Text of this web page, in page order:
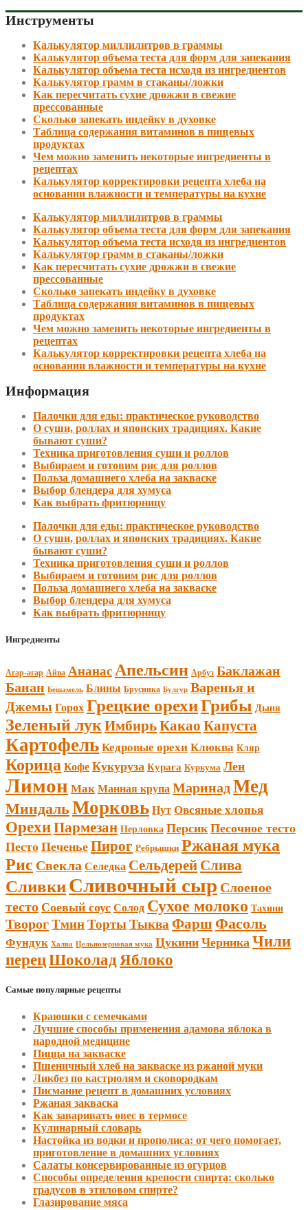
Инструменты
Калькулятор миллилитров в граммы
Калькулятор объема теста для форм для запекания
Калькулятор объема теста исходя из ингредиентов
Калькулятор грамм в стаканы/ложки
Как пересчитать сухие дрожжи в свежие
прессованные
Сколько запекать индейку в духовке
Таблица содержания витаминов в пищевых
продуктах
Чем можно заменить некоторые ингредиенты в
рецептах
Калькулятор корректировки рецепта хлеба на
основании влажности и температуры на кухне
Калькулятор миллилитров в граммы
Калькулятор объема теста для форм для запекания
Калькулятор объема теста исходя из ингредиентов
Калькулятор грамм в стаканы/ложки
Как пересчитать сухие дрожжи в свежие
прессованные
Сколько запекать индейку в духовке
Таблица содержания витаминов в пищевых
продуктах
Чем можно заменить некоторые ингредиенты в
рецептах
Калькулятор корректировки рецепта хлеба на
основании влажности и температуры на кухне
Информация
Палочки для еды: практическое руководство
О суши, роллах и японских традициях. Какие
бывают суши?
Техника приготовления суши и роллов
Выбираем и готовим рис для роллов
Польза домашнего хлеба на закваске
Выбор блендера для хумуса
Как выбрать фритюрницу
Палочки для еды: практическое руководство
О суши, роллах и японских традициях. Какие
бывают суши?
Техника приготовления суши и роллов
Выбираем и готовим рис для роллов
Польза домашнего хлеба на закваске
Выбор блендера для хумуса
Как выбрать фритюрницу
Ингредиенты
Агар-агар Айва Ананас Апельсин Арбуз Баклажан
Банан Бешамель Блины Брусника Булгур Варенья и
Джемы Горох Грецкие орехиГрибы Дыня
Зеленый лук ИмбирьКакао Капуста
Картофель Кедровые орехи Клюква Кляр
Корица Кофе Кукуруза Курага Куркума Лен
Лимон Мак Манная крупа МаринадМед
Миндаль Морковь Нут Овсяные хлопья
ОрехиПармезан Перловка Персик Песочное тесто
Песто Печенье Пирог Ребрышки Ржаная мука
Рис Свекла Селедка Сельдерей Слива
СливкиСливочный сыр Слоеное
тесто Соевый соус Солод Сухое молоко Тахини
ТворогТминТортыТыква ФаршФасоль
Фундук Халва Цельнозерновая мука Цукини Черника Чили
перецШоколад Яблоко
Самые популярные рецепты
Краюшки с семечками
Лучшие способы применения адамова яблока в
народной медицине
Пицца на закваске
Пшеничный хлеб на закваске из ржаной муки
Ликбез по кастрюлям и сковородкам
Писмание рецепт в домашних условиях
Ржаная закваска
Как заваривать овес в термосе
Кулинарный словарь
Настойка из водки и прополиса: от чего помогает,
приготовление в домашних условиях
Салаты консервированные из огурцов
Способы определения крепости спирта: сколько
градусов в этиловом спирте?
Глазирование мяса